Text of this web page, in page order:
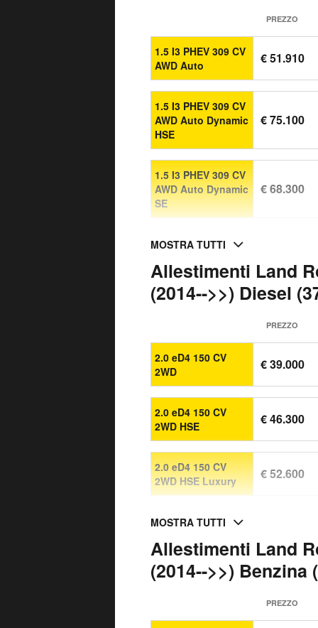
PREZZO
1.5 I3 PHEV 309 CV
AWD Auto
€ 51.910
1.5 I3 PHEV 309 CV
AWD Auto Dynamic
HSE
€ 75.100
1.5 I3 PHEV 309 CV
AWD Auto Dynamic
SE
€ 68.300
MOSTRA TUTTI
Allestimenti Land
(2014-->>) Diesel
PREZZO
2.0 eD4 150 CV
2WD
€ 39.000
2.0 eD4 150 CV
2WD HSE
€ 46.300
2.0 eD4 150 CV
2WD HSE Luxury
€ 52.600
MOSTRA TUTTI
Allestimenti Land
(2014-->>) Benzina
PREZZO